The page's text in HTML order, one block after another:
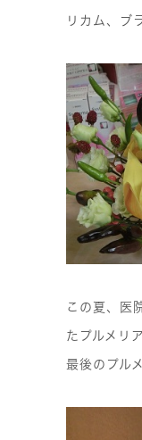
リカム、ブ
この夏、医
たプルメリア
最後のプル